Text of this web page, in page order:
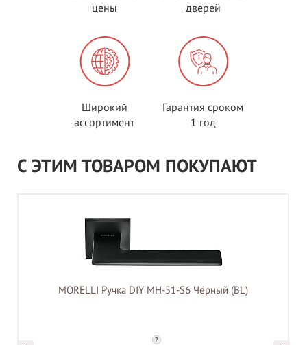
цены
дверей
Широкий
ассортимент
Гарантия сроком
1 год
С ЭТИМ ТОВАРОМ ПОКУПАЮТ
MORELLI Ручка DIY MH-51-S6 Чёрный (BL)
?